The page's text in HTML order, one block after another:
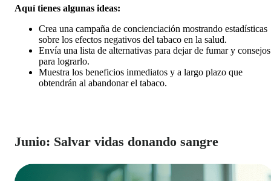
Aquí tienes algunas ideas:
Crea una campaña de concienciación mostrando estadísticas
sobre los efectos negativos del tabaco en la salud.
Envía una lista de alternativas para dejar de fumar y consejos
para lograrlo.
Muestra los beneficios inmediatos y a largo plazo que
obtendrán al abandonar el tabaco.
Junio: Salvar vidas donando sangre